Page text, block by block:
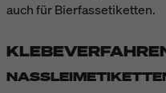
auch für Bierfassetiketten.